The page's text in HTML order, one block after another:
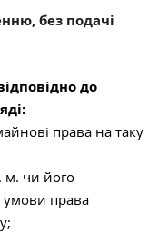
без подачі
до
права на таку
м. чи його
умови права